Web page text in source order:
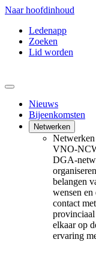
Naar hoofdinhoud
Ledenapp
Zoeken
Lid worden
Nieuws
Bijeenkomsten
Netwerken
Netwerken
VNO-
DGA-
belangen
wensen
contact
elkaar op
ervaring